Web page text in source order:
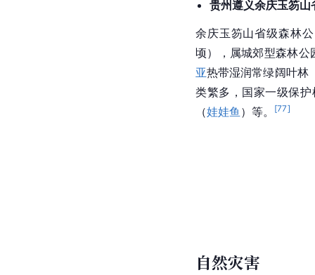
贵州遵义余庆玉笏山
余庆玉笏山省级森林
顷），属城郊型森林公
亚热带湿润常绿阔叶林
类繁多，国家一级保护
（娃娃鱼 ）等。 [77]
自然灾害